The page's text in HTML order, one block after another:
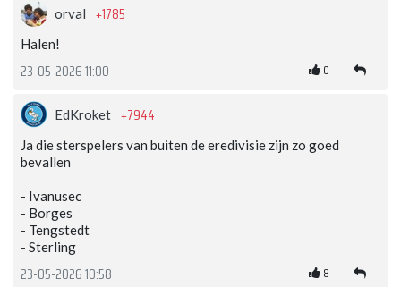
orval +1785
Halen!
23-05-2026 11:00 0
EdKroket +7944
Ja die sterspelers van buiten de eredivisie zijn zo goed
bevallen
- Ivanusec
- Borges
- Tengstedt
- Sterling
23-05-2026 10:58 8